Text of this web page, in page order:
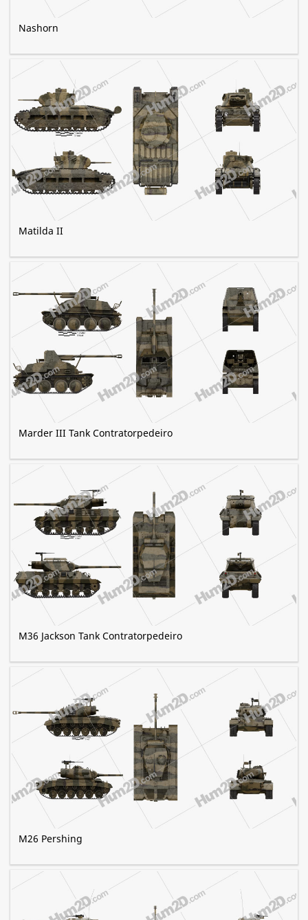
Nashorn
Matilda II
Marder III Tank Contratorpedeiro
M36 Jackson Tank Contratorpedeiro
M26 Pershing